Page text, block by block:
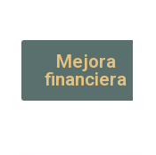
Mejora
financiera